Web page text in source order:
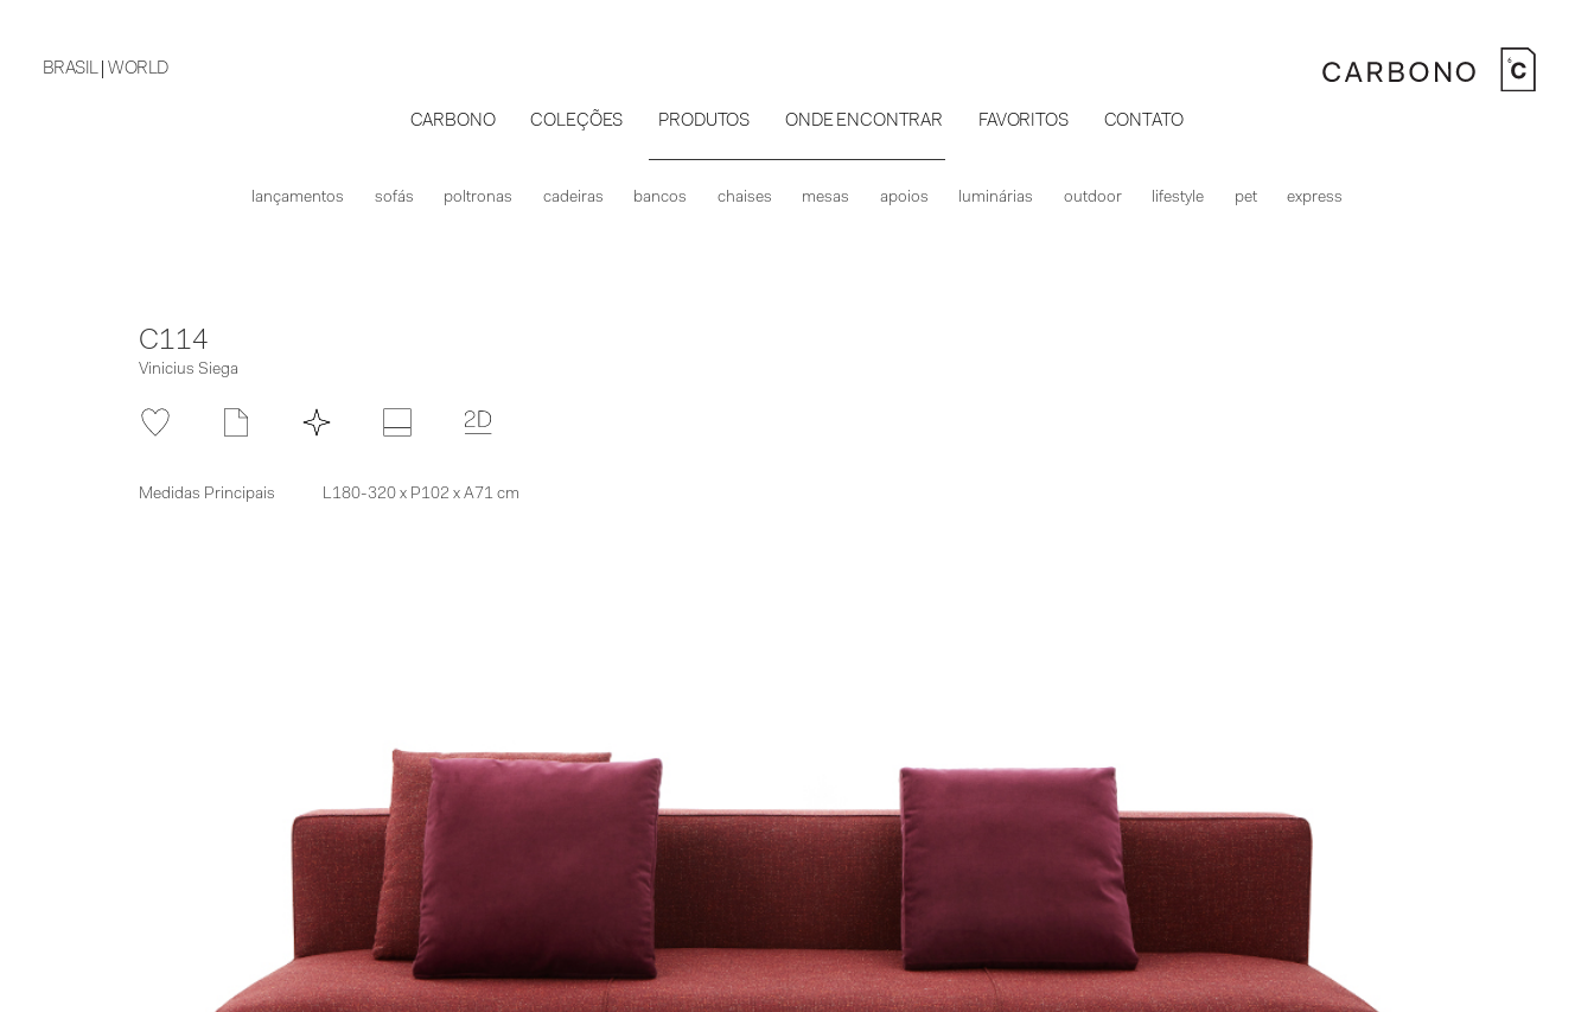
BRASIL WORLD
CARBONO COLEÇÕES PRODUTOS ONDE ENCONTRAR FAVORITOS CONTATO
lançamentos sofás poltronas cadeiras bancos chaises mesas apoios luminárias outdoor lifestyle pet express
C114
Vinicius Siega
Medidas Principais L180-320 x P102 x A71 cm